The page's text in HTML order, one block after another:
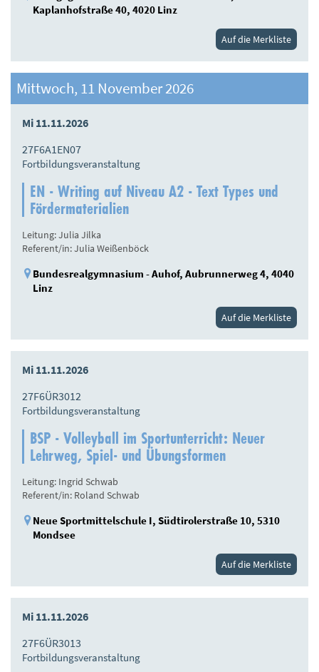
Kaplanhofstraße 40, 4020 Linz
Auf die Merkliste
Mittwoch, 11 November 2026
Mi 11.11.2026
27F6A1EN07
Fortbildungsveranstaltung
EN - Writing auf Niveau A2 - Text Types und
Fördermaterialien
Leitung: Julia Jilka
Referent/in: Julia Weißenböck
Bundesrealgymnasium - Auhof, Aubrunnerweg 4, 4040
Linz
Auf die Merkliste
Mi 11.11.2026
27F6ÜR3012
Fortbildungsveranstaltung
BSP - Volleyball im Sportunterricht: Neuer
Lehrweg, Spiel- und Übungsformen
Leitung: Ingrid Schwab
Referent/in: Roland Schwab
Neue Sportmittelschule I, Südtirolerstraße 10, 5310
Mondsee
Auf die Merkliste
Mi 11.11.2026
27F6ÜR3013
Fortbildungsveranstaltung